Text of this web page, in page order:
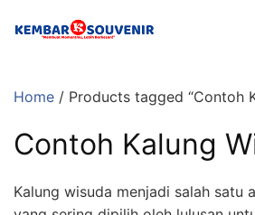
Home / Products tagged “Contoh
Contoh Kalung
Kalung wisuda menjadi salah satu